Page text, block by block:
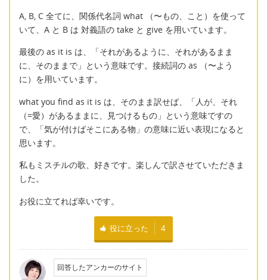
A, B, C 全てに、関係代名詞 what （〜もの、こと）を使って
いて、A と B は 対義語の take と give を用いています。
最後の as it is は、「それがあるように、それがあるまま
に、そのままで」という意味です。接続詞の as （〜よう
に）を用いています。
what you find as it is は、そのまま訳せば、「人が、それ
（=愛）があるままに、見つけるもの」という意味ですの
で、「気が付けばそこにある物」の意味に近い表現になると
思います。
私もミスチルの歌、好きです。楽しんで訳させていただきま
した。
お役に立てれば幸いです。
役に立った 4
回答したアンカーのサイト